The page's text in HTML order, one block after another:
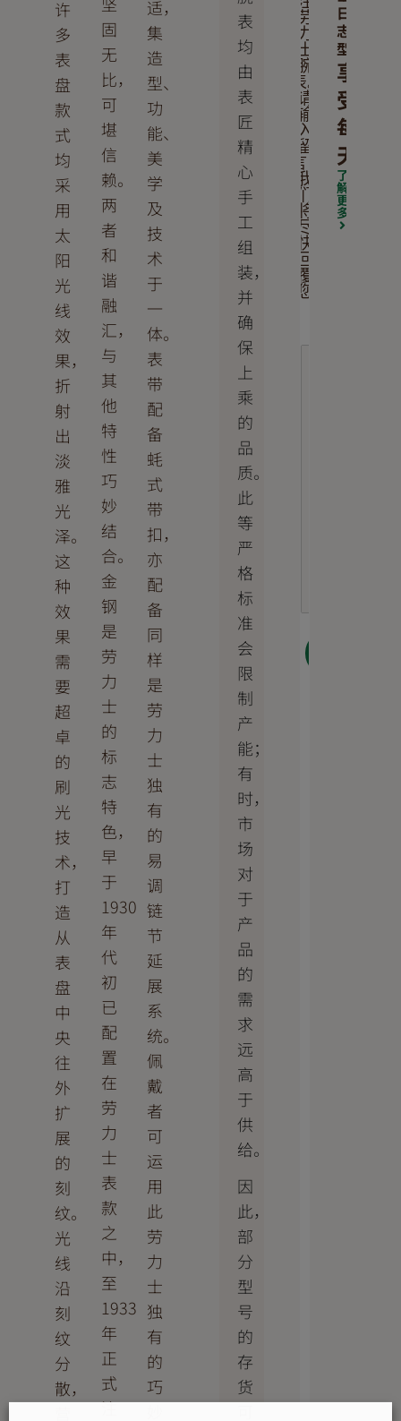
许
多
表
盘
款
式
均
采
用
太
阳
光
线
效
果，
折
射
出
淡
雅
光
泽。
这
种
效
果
需
要
超
卓
的
刷
光
技
术，
打
造
从
表
盘
中
央
往
外
扩
展
的
刻
纹。
光
线
沿
刻
纹
分
散，
固
无
比，
可
堪
信
赖。
两
者
和
谐
融
汇，
与
其
他
特
性
巧
妙
结
合。
金
钢
是
劳
力
士
的
标
志
特
色，
早
于
1930
年
代
初
已
配
置
在
劳
力
士
表
款
之
中，
至
1933
年
正
式
注
适，
集
造
型、
功
能、
美
学
及
技
术
于
一
体。
表
带
配
备
蚝
式
带
扣，
亦
配
备
同
样
是
劳
力
士
独
有
的
易
调
链
节
延
展
系
统。
佩
戴
者
可
运
用
此
劳
力
士
独
有
的
巧
表
均
由
表
匠
精
心
手
工
组
装，
并
确
保
上
乘
的
品
质。
此
等
严
格
标
准
会
限
制
产
能；
有
时，
市
场
对
于
产
品
的
需
求
远
高
于
供
给。
因
此，
部
分
型
号
的
存
货
劳
力
士
腕
表。
请
输
入
留
言，
我
们
将
尽
快
回
覆
您
日
志
型
享
受
每
天
了
解
更
多